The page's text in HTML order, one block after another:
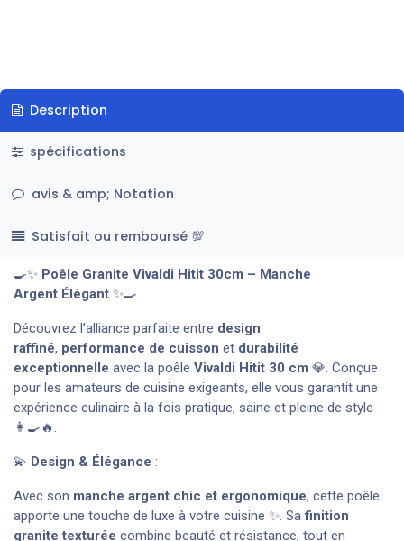
Description
spécifications
avis & amp; Notation
Satisfait ou remboursé 💯
🍳✨ Poêle Granite Vivaldi Hitit 30cm – Manche
Argent Élégant ✨🍳
Découvrez l’alliance parfaite entre design
raffiné, performance de cuisson et durabilité
exceptionnelle avec la poêle Vivaldi Hitit 30 cm 💎. Conçue
pour les amateurs de cuisine exigeants, elle vous garantit une
expérience culinaire à la fois pratique, saine et pleine de style
👩‍🍳🔥.
💫 Design & Élégance :
Avec son manche argent chic et ergonomique, cette poêle
apporte une touche de luxe à votre cuisine ✨. Safinition
granite texturée combine beauté et résistance, tout en